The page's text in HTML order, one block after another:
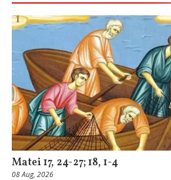
Matei 17, 24-27; 18, 1-4
08 Aug, 2026